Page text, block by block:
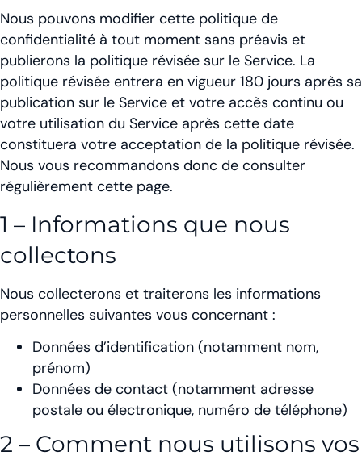
Nous pouvons modifier cette politique de
confidentialité à tout moment sans préavis et
publierons la politique révisée sur le Service. La
politique révisée entrera en vigueur 180 jours après sa
publication sur le Service et votre accès continu ou
votre utilisation du Service après cette date
constituera votre acceptation de la politique révisée.
Nous vous recommandons donc de consulter
régulièrement cette page.
1 – Informations que nous
collectons
Nous collecterons et traiterons les informations
personnelles suivantes vous concernant :
Données d’identification (notamment nom,
prénom)
Données de contact (notamment adresse
postale ou électronique, numéro de téléphone)
2 – Comment nous utilisons vos